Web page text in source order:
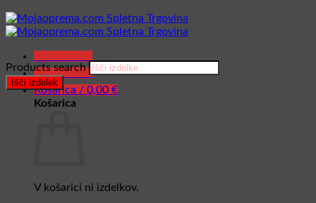
Glavni meni
Košarica / 0,00 €
Košarica
V košarici ni izdelkov.
Products search
Išči izdelek